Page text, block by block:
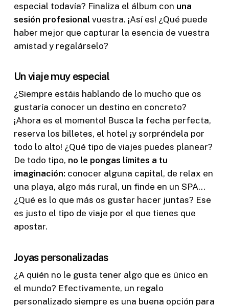
especial todavía? Finaliza el álbum con una
sesión profesional vuestra. ¡Así es! ¿Qué puede
haber mejor que capturar la esencia de vuestra
amistad y regalárselo?
Un viaje muy especial
¿Siempre estáis hablando de lo mucho que os
gustaría conocer un destino en concreto?
¡Ahora es el momento! Busca la fecha perfecta,
reserva los billetes, el hotel ¡y sorpréndela por
todo lo alto! ¿Qué tipo de viajes puedes planear?
De todo tipo, no le pongas límites a tu
imaginación: conocer alguna capital, de relax en
una playa, algo más rural, un finde en un SPA…
¿Qué es lo que más os gustar hacer juntas? Ese
es justo el tipo de viaje por el que tienes que
apostar.
Joyas personalizadas
¿A quién no le gusta tener algo que es único en
el mundo? Efectivamente, un regalo
personalizado siempre es una buena opción para